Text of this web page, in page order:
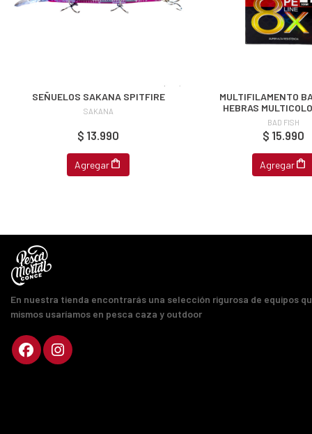
SEÑUELOS SAKANA SPITFIRE
SAKANA
$ 13.990
Agregar
MULTIFILAMENTO
HEBRAS
BAD FISH
$ 15.990
Agregar
En nuestra tienda encontrarás una selección rigurosa de equipos
mismos usaríamos en pesca caza y outdoor